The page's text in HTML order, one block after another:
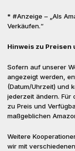
* #Anzeige – „Als
Verkäufen.“
Hinweis zu Preisen
Sofern auf unserer
angezeigt werden,
(Datum/Uhrzeit) und
jederzeit ändern. Für
zu Preis und
maßgeblichen
Weitere
wir mit